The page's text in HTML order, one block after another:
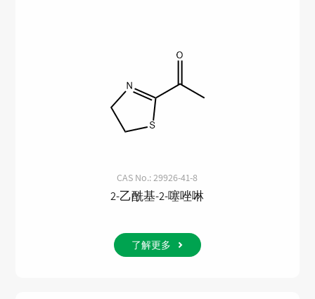
CAS No.: 29926-41-8
2-乙酰基-2-噻唑啉
了解更多